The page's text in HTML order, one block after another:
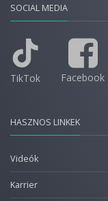
SOCIAL MEDIA
TikTok Facebook
HASZNOS LINKEK
Videók
Karrier